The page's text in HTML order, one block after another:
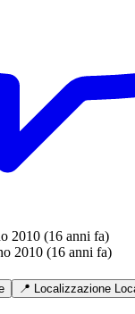
2010 (16 anni fa)
2010 (16 anni fa)
📍 Localizzazione